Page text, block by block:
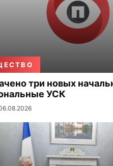
три новых
УСК